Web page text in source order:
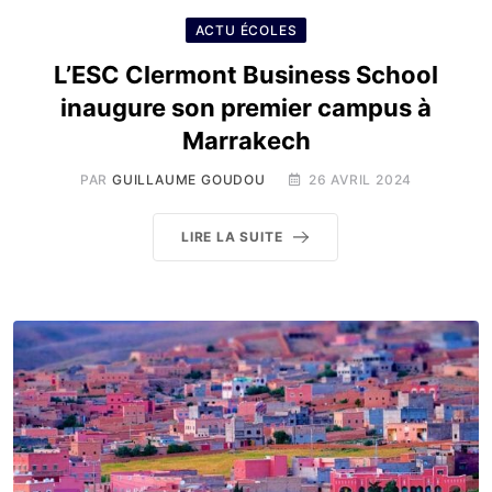
ACTU ÉCOLES
L’ESC Clermont Business School
inaugure son premier campus à
Marrakech
PAR GUILLAUME GOUDOU 26 AVRIL 2024
LIRE LA SUITE